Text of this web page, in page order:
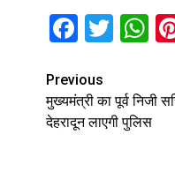
Continue
Reading
Previous
मुख्यमंत्री का पूर्व निजी
देहरादून लाएगी पुलिस